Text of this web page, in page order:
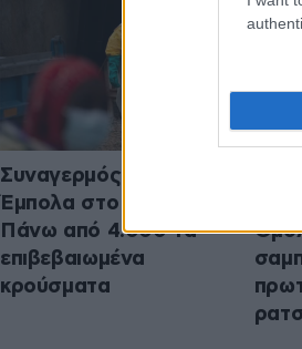
Συναγερμός για τον
Έμπολα στο Κονγκό:
Πάνω από 4.000 τα
επιβεβαιωμένα
κρούσματα